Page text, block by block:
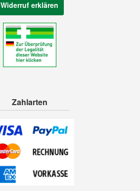
Widerruf erklären
Zahlarten